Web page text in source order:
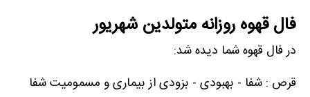
فال قهوه روزانه متولدین شهریور
در فال قهوه شما دیده شد:
قرص : شفا - بهبودی - بزودی از بیماری و مسمومیت شفا